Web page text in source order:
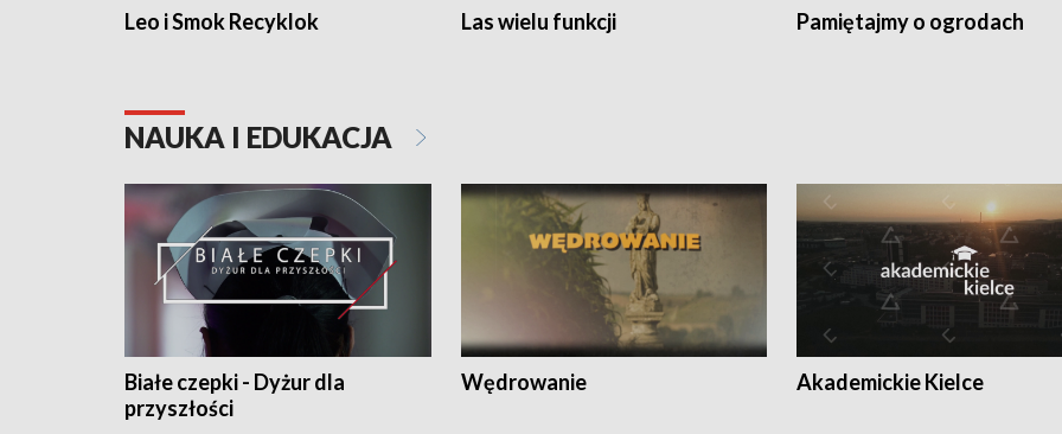
Leo i Smok Recyklok Las wielu funkcji Pamiętajmy o ogrodach
NAUKA I EDUKACJA
Białe czepki - Dyżur dla
przyszłości
Wędrowanie Akademickie Kielce